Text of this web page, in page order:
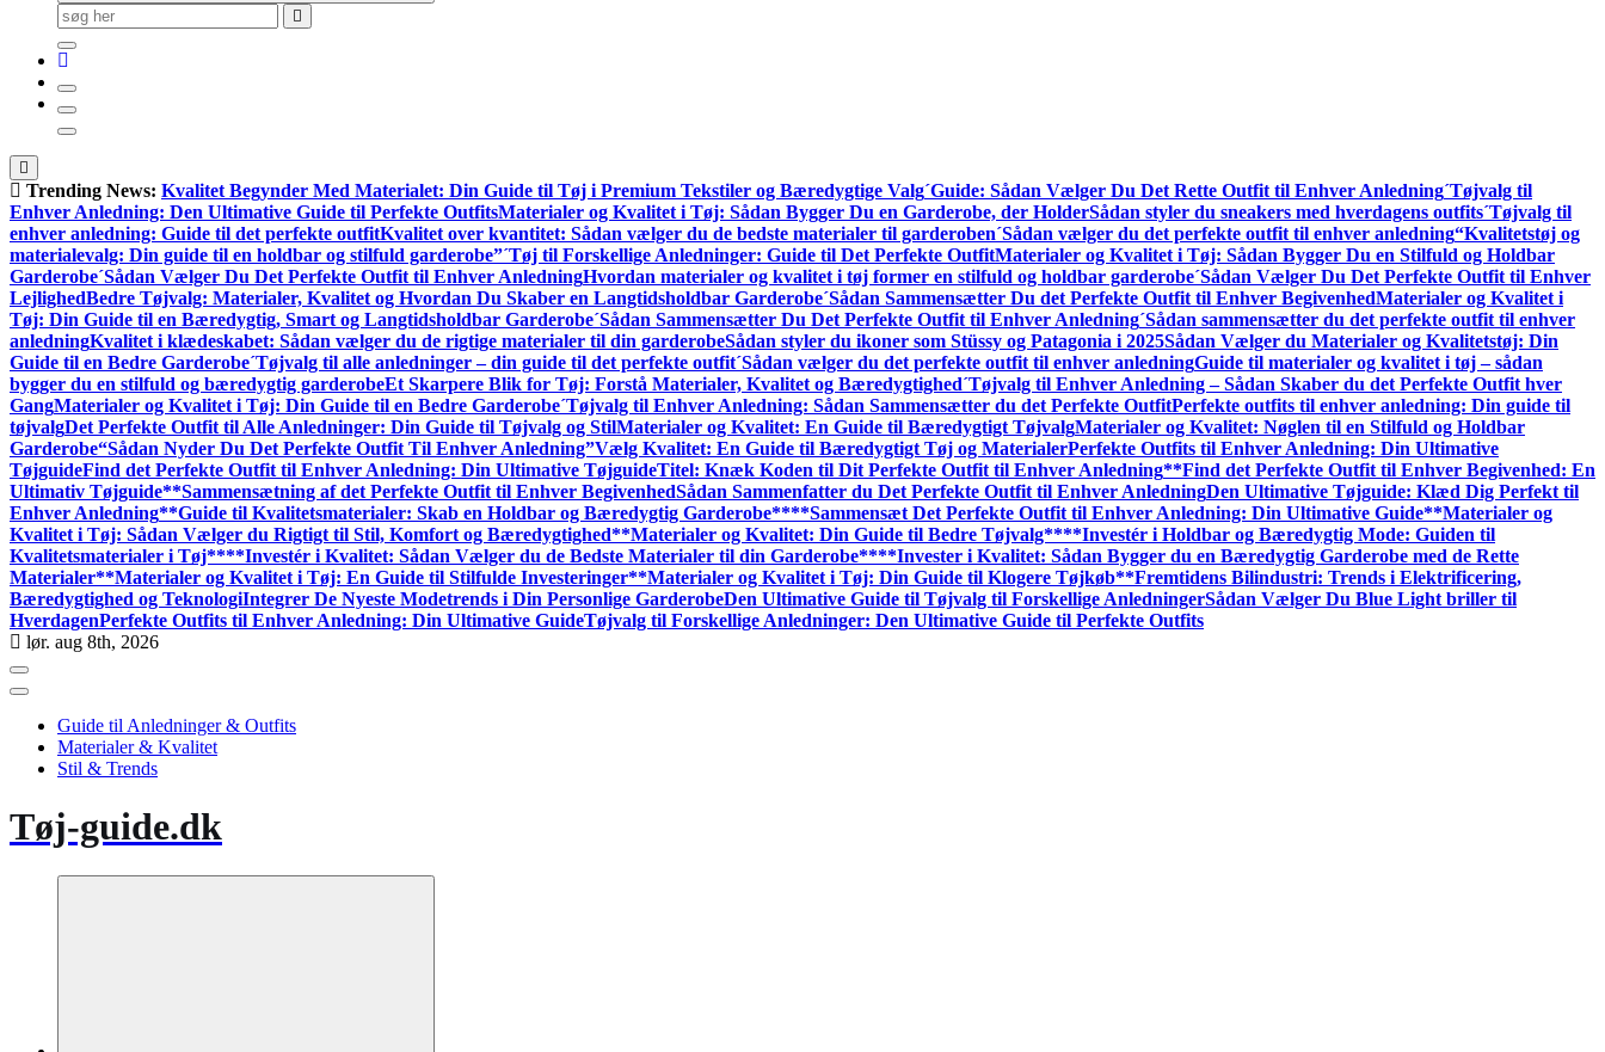
Søg
efter:
Trending News: Kvalitet Begynder Med Materialet: Din Guide til Tøj i Premium Tekstiler og Bæredygtige Valg´Guide: Sådan Vælger Du Det Rette Outfit til Enhver Anledning´Tøjvalg til
Enhver Anledning: Den Ultimative Guide til Perfekte OutfitsMaterialer og Kvalitet i Tøj: Sådan Bygger Du en Garderobe, der HolderSådan styler du sneakers med hverdagens outfits´Tøjvalg til
enhver anledning: Guide til det perfekte outfitKvalitet over kvantitet: Sådan vælger du de bedste materialer til garderoben´Sådan vælger du det perfekte outfit til enhver anledning“Kvalitetstøj og
materialevalg: Din guide til en holdbar og stilfuld garderobe”´Tøj til Forskellige Anledninger: Guide til Det Perfekte OutfitMaterialer og Kvalitet i Tøj: Sådan Bygger Du en Stilfuld og Holdbar
Garderobe´Sådan Vælger Du Det Perfekte Outfit til Enhver AnledningHvordan materialer og kvalitet i tøj former en stilfuld og holdbar garderobe´Sådan Vælger Du Det Perfekte Outfit til Enhver
LejlighedBedre Tøjvalg: Materialer, Kvalitet og Hvordan Du Skaber en Langtidsholdbar Garderobe´Sådan Sammensætter Du det Perfekte Outfit til Enhver BegivenhedMaterialer og Kvalitet i
Tøj: Din Guide til en Bæredygtig, Smart og Langtidsholdbar Garderobe´Sådan Sammensætter Du Det Perfekte Outfit til Enhver Anledning´Sådan sammensætter du det perfekte outfit til enhver
anledningKvalitet i klædeskabet: Sådan vælger du de rigtige materialer til din garderobeSådan styler du ikoner som Stüssy og Patagonia i 2025Sådan Vælger du Materialer og Kvalitetstøj: Din
Guide til en Bedre Garderobe´Tøjvalg til alle anledninger – din guide til det perfekte outfit´Sådan vælger du det perfekte outfit til enhver anledningGuide til materialer og kvalitet i tøj – sådan
bygger du en stilfuld og bæredygtig garderobeEt Skarpere Blik for Tøj: Forstå Materialer, Kvalitet og Bæredygtighed´Tøjvalg til Enhver Anledning – Sådan Skaber du det Perfekte Outfit hver
GangMaterialer og Kvalitet i Tøj: Din Guide til en Bedre Garderobe´Tøjvalg til Enhver Anledning: Sådan Sammen­sætter du det Perfekte OutfitPerfekte outfits til enhver anledning: Din guide til
tøjvalgDet Perfekte Outfit til Alle Anledninger: Din Guide til Tøjvalg og StilMaterialer og Kvalitet: En Guide til Bæredygtigt TøjvalgMaterialer og Kvalitet: Nøglen til en Stilfuld og Holdbar
Garderobe“Sådan Nyder Du Det Perfekte Outfit Til Enhver Anledning”Vælg Kvalitet: En Guide til Bæredygtigt Tøj og MaterialerPerfekte Outfits til Enhver Anledning: Din Ultimative
TøjguideFind det Perfekte Outfit til Enhver Anledning: Din Ultimative TøjguideTitel: Knæk Koden til Dit Perfekte Outfit til Enhver Anledning**Find det Perfekte Outfit til Enhver Begivenhed: En
Ultimativ Tøjguide**Sammensætning af det Perfekte Outfit til Enhver BegivenhedSådan Sammenfatter du Det Perfekte Outfit til Enhver AnledningDen Ultimative Tøjguide: Klæd Dig Perfekt til
Enhver Anledning**Guide til Kvalitetsmaterialer: Skab en Holdbar og Bæredygtig Garderobe****Sammensæt Det Perfekte Outfit til Enhver Anledning: Din Ultimative Guide**Materialer og
Kvalitet i Tøj: Sådan Vælger du Rigtigt til Stil, Komfort og Bæredygtighed**Materialer og Kvalitet: Din Guide til Bedre Tøjvalg****Investér i Holdbar og Bæredygtig Mode: Guiden til
Kvalitetsmaterialer i Tøj****Investér i Kvalitet: Sådan Vælger du de Bedste Materialer til din Garderobe****Invester i Kvalitet: Sådan Bygger du en Bæredygtig Garderobe med de Rette
Materialer**Materialer og Kvalitet i Tøj: En Guide til Stilfulde Investeringer**Materialer og Kvalitet i Tøj: Din Guide til Klogere Tøjkøb**Fremtidens Bilindustri: Trends i Elektrificering,
Bæredygtighed og TeknologiIntegrer De Nyeste Modetrends i Din Personlige GarderobeDen Ultimative Guide til Tøjvalg til Forskellige AnledningerSådan Vælger Du Blue Light briller til
HverdagenPerfekte Outfits til Enhver Anledning: Din Ultimative GuideTøjvalg til Forskellige Anledninger: Den Ultimative Guide til Perfekte Outfits
lør. aug 8th, 2026
Guide til Anledninger & Outfits
Materialer & Kvalitet
Stil & Trends
Tøj-guide.dk